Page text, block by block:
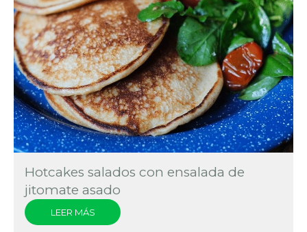
Hotcakes salados con ensalada de
jitomate asado
LEER MÁS